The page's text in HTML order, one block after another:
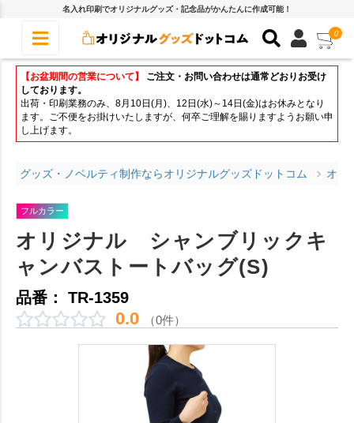
名入れ印刷でオリジナルグッズ・記念品がかんたんに作成可能！
0
【お盆期間の営業について】
ご注文・お問い合わせは通常どおりお受け
しております。
出荷・印刷業務のみ、8月10日(月)、12日(水)～14日(金)はお休みとなり
ます。ご不便をお掛けいたしますが、何卒ご理解を賜りますようお願い申
し上げます。
グッズ・ノベルティ制作ならオリジナルグッズドットコム オリ
フルカラー
オリジナル シャンブリックキ
ャンバストートバッグ(S)
品番： TR-1359
0.0 （0件）